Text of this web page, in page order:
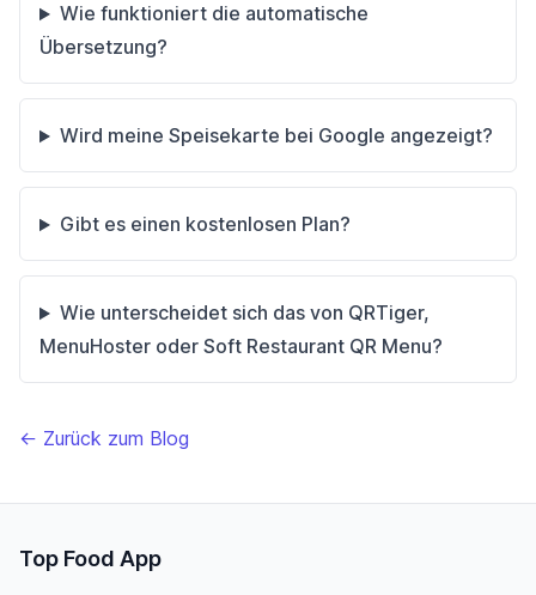
Wie funktioniert die automatische
Übersetzung?
Wird meine Speisekarte bei Google angezeigt?
Gibt es einen kostenlosen Plan?
Wie unterscheidet sich das von QRTiger,
MenuHoster oder Soft Restaurant QR Menu?
← Zurück zum Blog
Top Food App